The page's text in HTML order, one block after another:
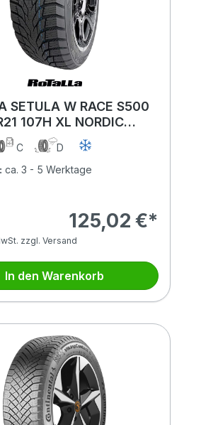
SETULA W RACE S500
107H XL NORDIC
BSW
C
D
ca. 3 - 5 Werktage
125,02 €*
zzgl. Versand
In den Warenkorb